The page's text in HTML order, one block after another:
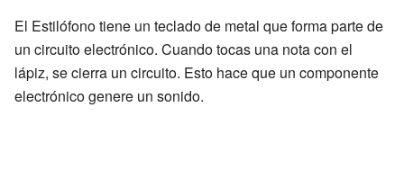
El Estilófono tiene un teclado de metal que forma parte de
un circuito electrónico. Cuando tocas una nota con el
lápiz, se cierra un circuito. Esto hace que un componente
electrónico genere un sonido.